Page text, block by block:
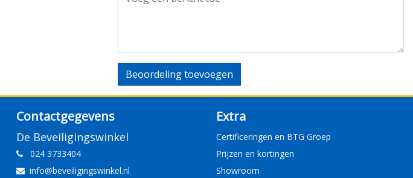
Beoordeling toevoegen
Contactgegevens
De Beveiligingswinkel
024 3733404
info@beveiligingswinkel.nl
Extra
Certificeringen en BTG Groep
Prijzen en kortingen
Showroom